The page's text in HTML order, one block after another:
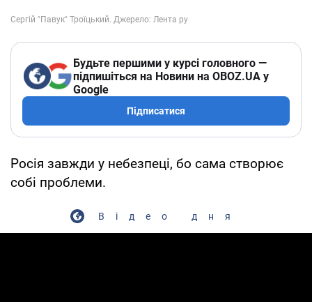
Будьте першими у курсі головного —
підпишіться на Новини на OBOZ.UA у
Google
Підписатися
Росія завжди у небезпеці, бо сама створює
собі проблеми.
Відео дня